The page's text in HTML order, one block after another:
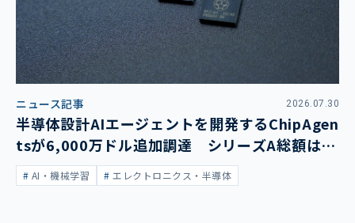
ニュース記事 2026.07.30
半導体設計AIエージェントを開発するChipAgen
tsが6,000万ドル追加調達 シリーズA総額は1
億3,400万ドルに
AI・機械学習 エレクトロニクス・半導体